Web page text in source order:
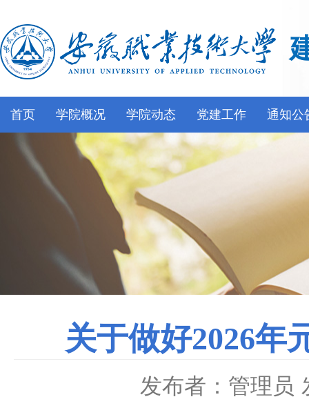
首页 学院概况 学院动态 党建工作 通知公
关于做好2026年
发布者：管理员